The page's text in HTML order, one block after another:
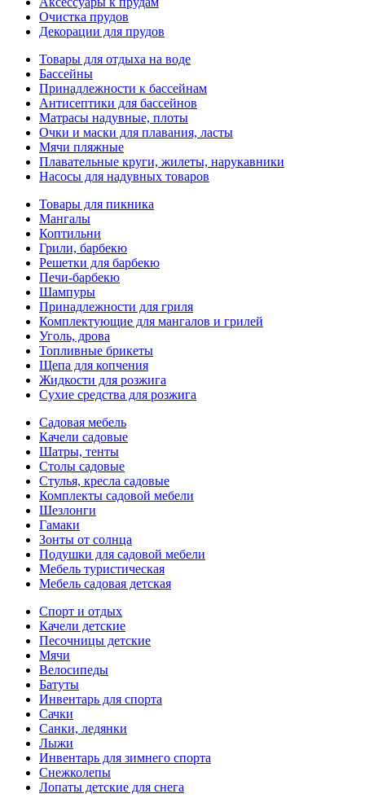
Очистка прудов
Декорации для прудов
Товары для отдыха на воде
Бассейны
Принадлежности к бассейнам
Антисептики для бассейнов
Матраcы надувные, плоты
Очки и маски для плавания, ласты
Мячи пляжные
Плавательные круги, жилеты, нарукавники
Насосы для надувных товаров
Товары для пикника
Мангалы
Коптильни
Грили, барбекю
Решетки для барбекю
Печи-барбекю
Шампуры
Принадлежности для гриля
Комплектующие для мангалов и грилей
Уголь, дрова
Топливные брикеты
Щепа для копчения
Жидкости для розжига
Сухие средства для розжига
Садовая мебель
Качели садовые
Шатры, тенты
Столы садовые
Стулья, кресла садовые
Комплекты садовой мебели
Шезлонги
Гамаки
Зонты от солнца
Подушки для садовой мебели
Мебель туристическая
Мебель садовая детская
Спорт и отдых
Качели детские
Песочницы детские
Мячи
Велосипеды
Батуты
Инвентарь для спорта
Сачки
Санки, ледянки
Лыжи
Инвентарь для зимнего спорта
Снежколепы
Лопаты детские для снега